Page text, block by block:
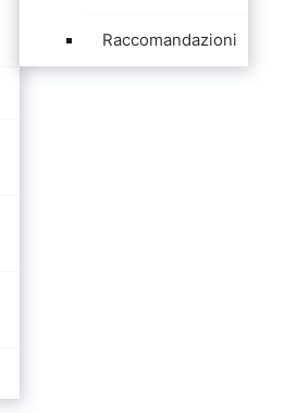
Raccomandazioni